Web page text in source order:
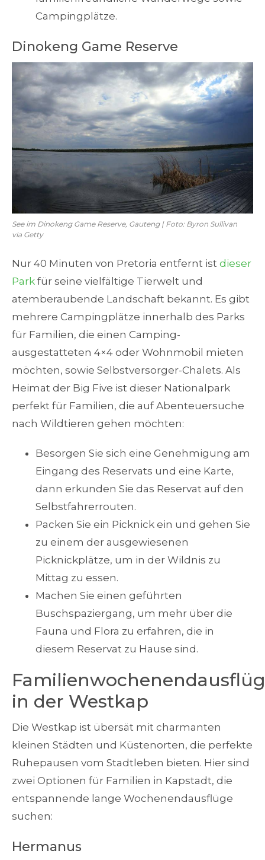
Campingplätze.
Dinokeng Game Reserve
See im Dinokeng Game Reserve, Gauteng | Foto: Byron Sullivan
via Getty
Nur 40 Minuten von Pretoria entfernt ist dieser
Park für seine vielfältige Tierwelt und
atemberaubende Landschaft bekannt. Es gibt
mehrere Campingplätze innerhalb des Parks
für Familien, die einen Camping-
ausgestatteten 4×4 oder Wohnmobil mieten
möchten, sowie Selbstversorger-Chalets. Als
Heimat der Big Five ist dieser Nationalpark
perfekt für Familien, die auf Abenteuersuche
nach Wildtieren gehen möchten:
Besorgen Sie sich eine Genehmigung am
Eingang des Reservats und eine Karte,
dann erkunden Sie das Reservat auf den
Selbstfahrerrouten.
Packen Sie ein Picknick ein und gehen Sie
zu einem der ausgewiesenen
Picknickplätze, um in der Wildnis zu
Mittag zu essen.
Machen Sie einen geführten
Buschspaziergang, um mehr über die
Fauna und Flora zu erfahren, die in
diesem Reservat zu Hause sind.
in der Westkap
Die Westkap ist übersät mit charmanten
kleinen Städten und Küstenorten, die perfekte
Ruhepausen vom Stadtleben bieten. Hier sind
zwei Optionen für Familien in Kapstadt, die
entspannende lange Wochenendausflüge
suchen:
Hermanus